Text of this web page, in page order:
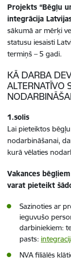
Projekts “Bēgļu
integrācija
sākumā ar mērķi
statusu iesaisti
termiņš – 5 gadi.
KĀ DARBA
ALTERNATĪVO
1.solis
Lai pieteiktos
nodarbināšanai,
kurā vēlaties
Vakances
varat pieteikt
Sazinoties ar
ieguvušo
darbiniekiem:
pasts:
NVA filiālēs